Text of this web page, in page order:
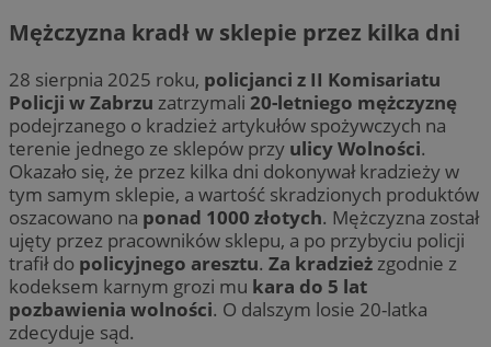
Mężczyzna kradł w sklepie przez kilka dni
28 sierpnia 2025 roku, policjanci z II Komisariatu
Policji w Zabrzu zatrzymali 20-letniego mężczyznę
podejrzanego o kradzież artykułów spożywczych na
terenie jednego ze sklepów przy ulicy Wolności.
Okazało się, że przez kilka dni dokonywał kradzieży w
tym samym sklepie, a wartość skradzionych produktów
oszacowano na ponad 1000 złotych. Mężczyzna został
ujęty przez pracowników sklepu, a po przybyciu policji
trafił do policyjnego aresztu. Za kradzieżzgodnie z
kodeksem karnym grozi mu kara do 5 lat
pozbawienia wolności. O dalszym losie 20-latka
zdecyduje sąd.